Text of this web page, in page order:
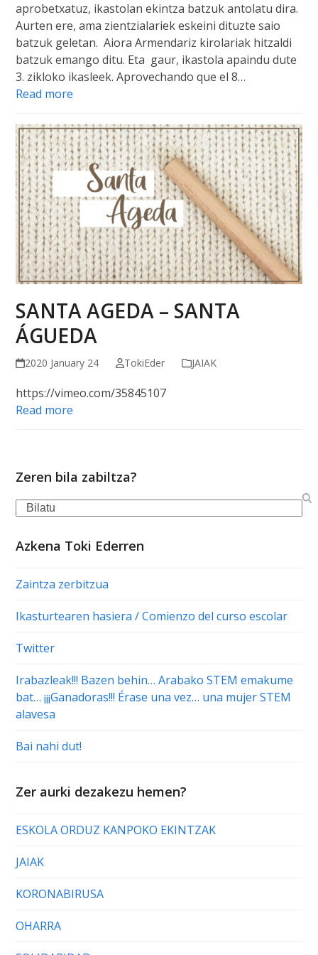
aprobetxatuz, ikastolan ekintza batzuk antolatu dira.
Aurten ere, ama zientzialariek eskeini dituzte saio
batzuk geletan. Aiora Armendariz kirolariak hitzaldi
batzuk emango ditu. Eta gaur, ikastola apaindu dute
3. zikloko ikasleek. Aprovechando que el 8…
Read more
SANTA AGEDA – SANTA
ÁGUEDA
2020 January 24 TokiEder JAIAK
https://vimeo.com/35845107
Read more
Zeren bila zabiltza?
Search
Azkena Toki Ederren
Zaintza zerbitzua
Ikasturtearen hasiera / Comienzo del curso escolar
Twitter
Irabazleak!!! Bazen behin… Arabako STEM emakume
bat… ¡¡¡Ganadoras!!! Érase una vez… una mujer STEM
alavesa
Bai nahi dut!
Zer aurki dezakezu hemen?
ESKOLA ORDUZ KANPOKO EKINTZAK
JAIAK
KORONABIRUSA
OHARRA